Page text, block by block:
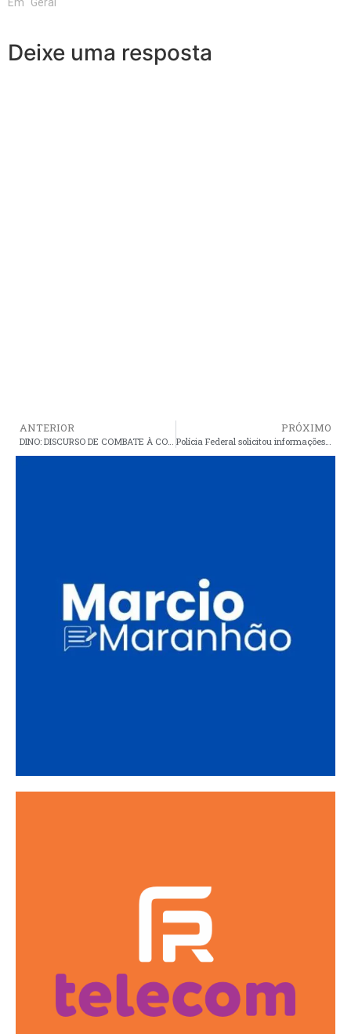
Deixe uma resposta
ANTERIOR PRÓXIMO
Polícia Federal solicitou informações sobre o FUNDEB de vários municípios do Piauí